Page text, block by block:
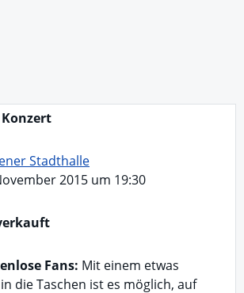
Stadthalle
2015 um 19:30
Fans: Mit einem etwas
die Taschen ist es möglich, auf